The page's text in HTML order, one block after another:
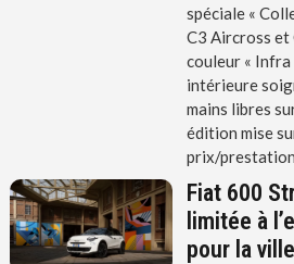
spéciale «
C3 Aircross et
couleur « Infra
intérieure
mains libres
édition mise
prix/
Fiat 600
limitée à
pour la ville